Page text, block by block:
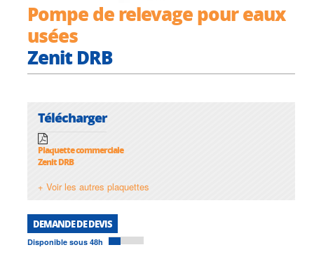
Pompe de relevage pour eaux
usées
Zenit DRB
Télécharger
Plaquette commerciale
Zenit DRB
+ Voir les autres plaquettes
DEMANDE DE DEVIS
Disponible sous 48h